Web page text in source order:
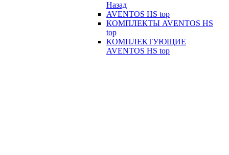
Назад
AVENTOS HS top
КОМПЛЕКТЫ AVENTOS HS
top
КОМПЛЕКТУЮЩИЕ
AVENTOS HS top